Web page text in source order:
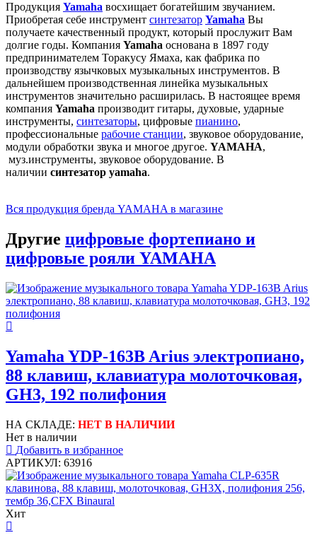
Продукция Yamaha восхищает богатейшим звучанием.
Приобретая себе инструмент синтезатор Yamaha Вы
получаете качественный продукт, который прослужит Вам
долгие годы. Компания Yamaha основана в 1897 году
предпринимателем Торакусу Ямаха, как фабрика по
производству язычковых музыкальных инструментов. В
дальнейшем производственная линейка музыкальных
инструментов значительно расширилась. В настоящее время
компания Yamaha производит гитары, духовые, ударные
инструменты, синтезаторы, цифровые пианино,
профессиональные рабочие станции, звуковое оборудование,
модули обработки звука и многое другое. YAMAHA,
муз.инструменты, звуковое оборудование. В
наличии синтезатор yamaha.
Вся продукция бренда YAMAHA в магазине
Другие цифровые фортепиано и
цифровые рояли YAMAHA
Yamaha YDP-163B Arius электропиано,
88 клавиш, клавиатура молоточковая,
GH3, 192 полифония
НА СКЛАДЕ: НЕТ В НАЛИЧИИ
Нет в наличии
Добавить в избранное
АРТИКУЛ: 63916
Хит